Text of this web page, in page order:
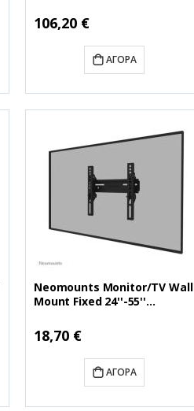
Ειδική
Τιμή
106,20 €
ΑΓΟΡΆ
Neomounts Monitor/TV Wall
Mount Fixed 24''-55''
Ειδική
Τιμή
18,70 €
ΑΓΟΡΆ